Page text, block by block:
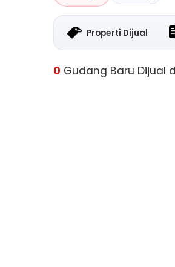
Properti Dijual
0 Gudang Baru Dijual